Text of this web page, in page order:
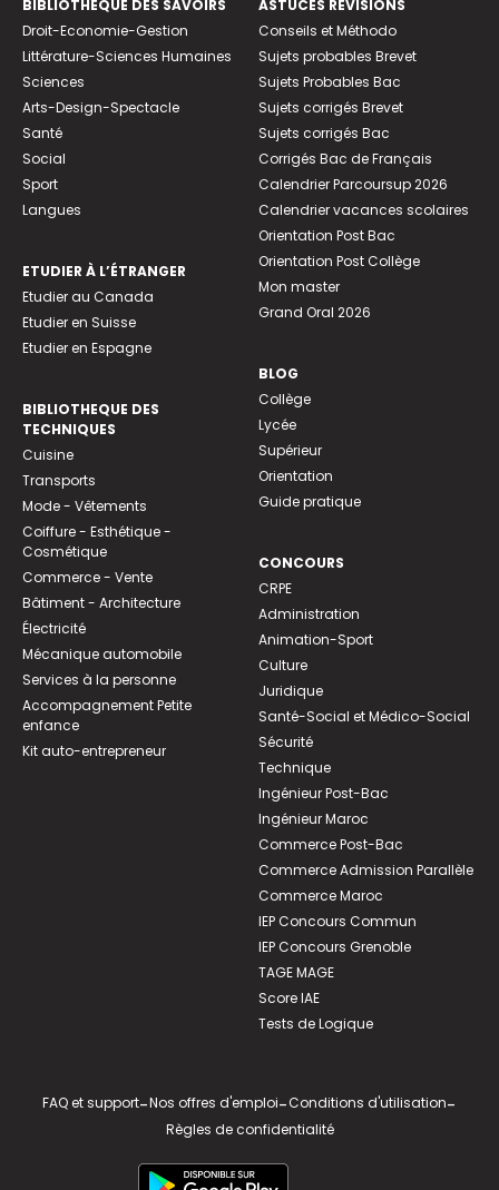
BIBLIOTHEQUE DES SAVOIRS
Droit-Economie-Gestion
Littérature-Sciences Humaines
Sciences
Arts-Design-Spectacle
Santé
Social
Sport
Langues
ETUDIER À L’ÉTRANGER
Etudier au Canada
Etudier en Suisse
Etudier en Espagne
BIBLIOTHEQUE DES
TECHNIQUES
Cuisine
Transports
Mode - Vêtements
Coiffure - Esthétique -
Cosmétique
Commerce - Vente
Bâtiment - Architecture
Électricité
Mécanique automobile
Services à la personne
Accompagnement Petite
enfance
Kit auto-entrepreneur
ASTUCES RÉVISIONS
Conseils et Méthodo
Sujets probables Brevet
Sujets Probables Bac
Sujets corrigés Brevet
Sujets corrigés Bac
Corrigés Bac de Français
Calendrier Parcoursup 2026
Calendrier vacances scolaires
Orientation Post Bac
Orientation Post Collège
Mon master
Grand Oral 2026
BLOG
Collège
Lycée
Supérieur
Orientation
Guide pratique
CONCOURS
CRPE
Administration
Animation-Sport
Culture
Juridique
Santé-Social et Médico-Social
Sécurité
Technique
Ingénieur Post-Bac
Ingénieur Maroc
Commerce Post-Bac
Commerce Admission Parallèle
Commerce Maroc
IEP Concours Commun
IEP Concours Grenoble
TAGE MAGE
Score IAE
Tests de Logique
FAQ et support-Nos offres d'emploi-Conditions d'utilisation-
Règles de confidentialité